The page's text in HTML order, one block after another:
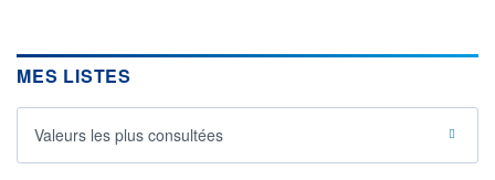
MES LISTES
Valeurs les plus consultées